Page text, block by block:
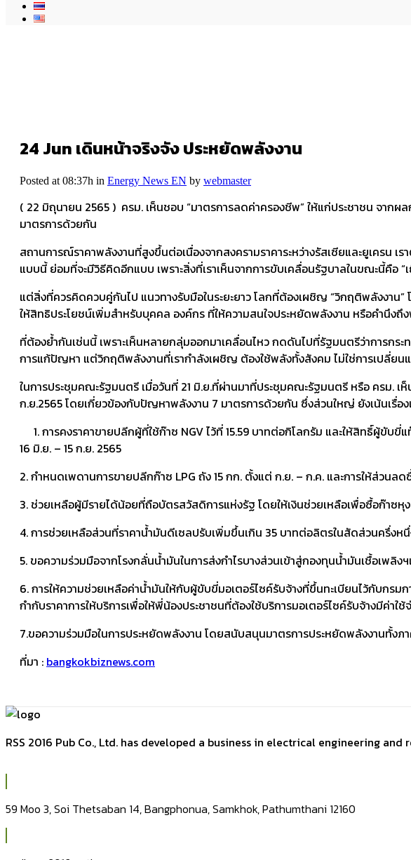
24 Jun เดินหน้าจริงจัง ประหยัดพลังงาน
Posted at 08:37h in Energy News EN by webmaster
( 22 มิถุนายน 2565 ) ครม. เห็นชอบ “มาตรการลดค่าครองชีพ” ให้แก่ประชาชน จากผ
มาตรการด้วยกัน
สถานการณ์ราคาพลังงานที่สูงขึ้นต่อเนื่องจากสงครามราคาระหว่างรัสเซียและยูเครน เ
แบบนี้ ย่อมที่จะมีวิธีคิดอีกแบบ เพราะสิ่งที่เราเห็นจากการขับเคลื่อนรัฐบาลในขณะนี้คือ
แต่สิ่งที่ควรคิดควบคู่กันไป แนวทางรับมือในระยะยาว โลกที่ต้องเผชิญ “วิกฤติพลังงาน
ให้สิทธิประโยชน์เพิ่มสำหรับบุคคล องค์กร ที่ให้ความสนใจประหยัดพลังงาน หรือคำนึงถึ
ที่ต้องย้ำกันเช่นนี้ เพราะเห็นหลายกลุ่มออกมาเคลื่อนไหว กดดันไปที่รัฐมนตรีว่าการกร
การแก้ปัญหา แต่วิกฤติพลังงานที่เรากำลังเผชิญ ต้องใช้พลังทั้งสังคม ไม่ใช่การเปลี่ย
ในการประชุมคณะรัฐมนตรี เมื่อวันที่ 21 มิ.ย.ที่ผ่านมาที่ประชุมคณะรัฐมนตรี หรือ ครม. เ
ก.ย.2565 โดยเกี่ยวข้องกับปัญหาพลังงาน 7 มาตรการด้วยกัน ซึ่งส่วนใหญ่ ยังเน้นเรื่อง
1. การคงราคาขายปลีกผู้ที่ใช้ก๊าซ NGV ไว้ที่ 15.59 บาทต่อกิโลกรัม และให้สิทธิ์ผู้ขับ
16 มิ.ย. – 15 ก.ย. 2565
2. กำหนดเพดานการขายปลีกก๊าซ LPG ถัง 15 กก. ตั้งแต่ ก.ย. – ก.ค. และการให้ส่วน
3. ช่วยเหลือผู้มีรายได้น้อยที่ถือบัตรสวัสดิการแห่งรัฐ โดยให้เงินช่วยเหลือเพื่อซื้อก๊าซ
4. การช่วยเหลือส่วนที่ราคาน้ำมันดีเซลปรับเพิ่มขึ้นเกิน 35 บาทต่อลิตรในสัดส่วนครึ่งห
5. ขอความร่วมมือจากโรงกลั่นน้ำมันในการส่งกำไรบางส่วนเข้าสู่กองทุนน้ำมันเชื้อเพลิ
6. การให้ความช่วยเหลือค่าน้ำมันให้กับผู้ขับขี่มอเตอร์ไซค์รับจ้างที่ขึ้นทะเบียนไว้กับก
กำกับราคาการให้บริการเพื่อให้พี่น้องประชาชนที่ต้องใช้บริการมอเตอร์ไซค์รับจ้างมีค่าใช้
7.ขอความร่วมมือในการประหยัดพลังงาน โดยสนับสนุนมาตรการประหยัดพลังงานทั้งภ
ที่มา : bangkokbiznews.com
RSS 2016 Pub Co., Ltd. has developed a business in electrical engineering
59 Moo 3, Soi Thetsaban 14, Bangphonua, Samkhok, Pathumthani 12160